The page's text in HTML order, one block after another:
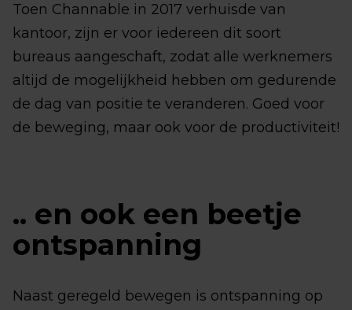
Toen Channable in 2017 verhuisde van
kantoor, zijn er voor iedereen dit soort
bureaus aangeschaft, zodat alle werknemers
altijd de mogelijkheid hebben om gedurende
de dag van positie te veranderen. Goed voor
de beweging, maar ook voor de productiviteit!
.. en ook een beetje
ontspanning
Naast geregeld bewegen is ontspanning op